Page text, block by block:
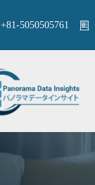
+81-5050505761